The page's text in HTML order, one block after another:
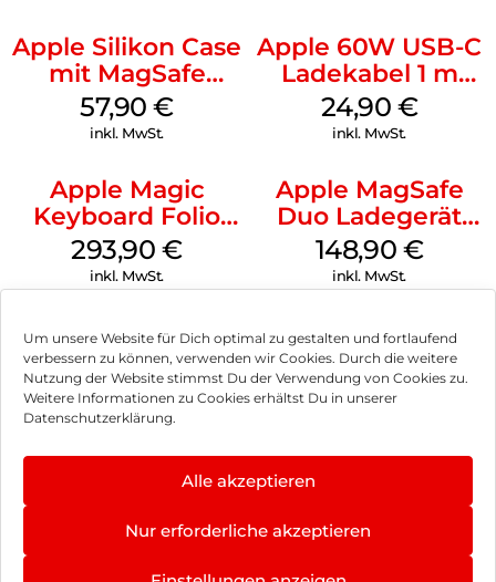
Um unsere Website für Dich optimal zu gestalten und fortlaufend
verbessern zu können, verwenden wir Cookies. Durch die weitere
Nutzung der Website stimmst Du der Verwendung von Cookies zu.
Weitere Informationen zu Cookies erhältst Du in unserer
Datenschutzerklärung.
Alle akzeptieren
Nur erforderliche akzeptieren
Apple Silikon Case
mit MagSafe
iPhone 14 Pro
(PRODUCT)RED
57,90€
inkl. MwSt.
Apple 60W USB-C
Ladekabel 1 m
Weiß
24,90 €
inkl. MwSt.
Apple Magic
Keyboard Folio
iPad 10.9″ (10.Gen.)
Weiß
293,90€
inkl. MwSt.
Apple MagSafe
Duo Ladegerät
Weiß
148,90 €
inkl. MwSt.
Impressum
Hinweis zur Batterieentsorgung